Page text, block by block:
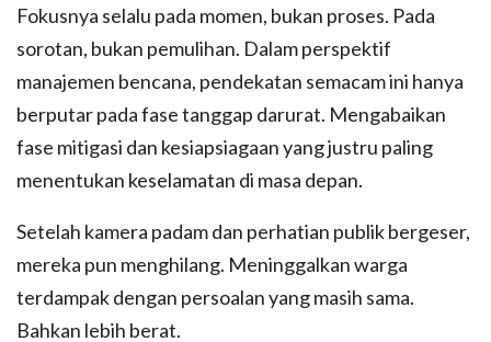
Fokusnya selalu pada momen, bukan proses. Pada
sorotan, bukan pemulihan. Dalam perspektif
manajemen bencana, pendekatan semacam ini hanya
berputar pada fase tanggap darurat. Mengabaikan
fase mitigasi dan kesiapsiagaan yang justru paling
menentukan keselamatan di masa depan.
Setelah kamera padam dan perhatian publik bergeser,
mereka pun menghilang. Meninggalkan warga
terdampak dengan persoalan yang masih sama.
Bahkan lebih berat.